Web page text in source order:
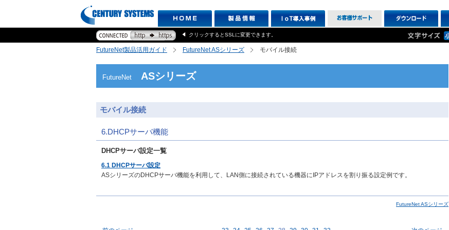
クリックするとSSLに変更できます。
FutureNet製品活用ガイド FutureNet ASシリーズ モバイル接続
FutureNet ASシリーズ
モバイル接続
6.DHCPサーバ機能
DHCPサーバ設定一覧
6.1 DHCPサーバ設定
ASシリーズのDHCPサーバ機能を利用して、LAN側に接続されている機器にIPアドレスを割り振る設定例です。
FutureNet ASシリーズ